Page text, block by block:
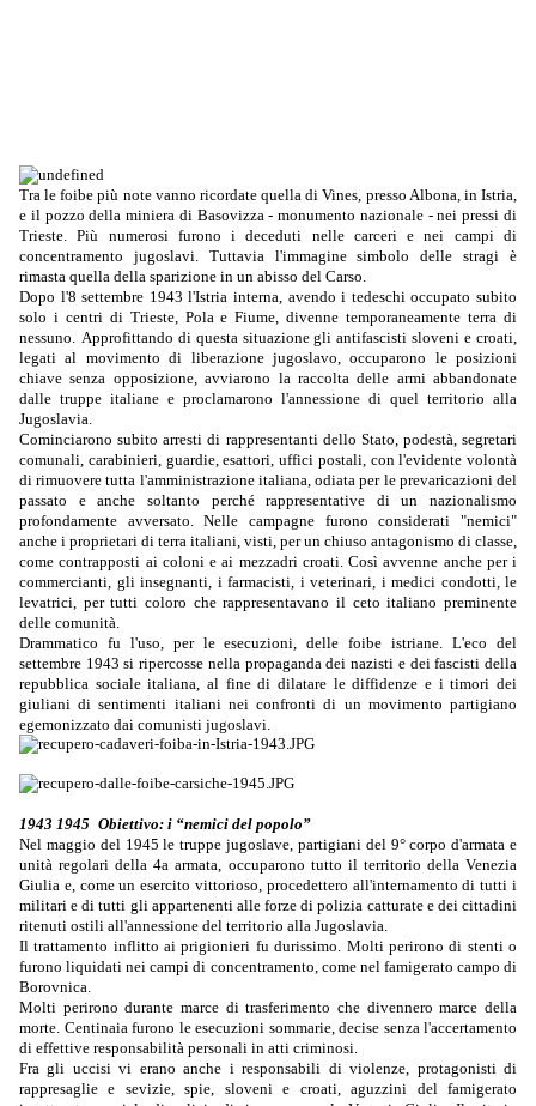
Tra le foibe più note vanno ricordate quella di Vines, presso Albona, in Istria,
e il pozzo della miniera di Basovizza - monumento nazionale - nei pressi di
Trieste. Più numerosi furono i deceduti nelle carceri e nei campi di
concentramento jugoslavi. Tuttavia l'immagine simbolo delle stragi è
rimasta quella della sparizione in un abisso del Carso.
Dopo l'8 settembre 1943 l'Istria interna, avendo i tedeschi occupato subito
solo i centri di Trieste, Pola e Fiume, divenne temporaneamente terra di
nessuno. Approfittando di questa situazione gli antifascisti sloveni e croati,
legati al movimento di liberazione jugoslavo, occuparono le posizioni
chiave senza opposizione, avviarono la raccolta delle armi abbandonate
dalle truppe italiane e proclamarono l'annessione di quel territorio alla
Jugoslavia.
Cominciarono subito arresti di rappresentanti dello Stato, podestà, segretari
comunali, carabinieri, guardie, esattori, uffici postali, con l'evidente volontà
di rimuovere tutta l'amministrazione italiana, odiata per le prevaricazioni del
passato e anche soltanto perché rappresentative di un nazionalismo
profondamente avversato. Nelle campagne furono considerati "nemici"
anche i proprietari di terra italiani, visti, per un chiuso antagonismo di classe,
come contrapposti ai coloni e ai mezzadri croati. Così avvenne anche per i
commercianti, gli insegnanti, i farmacisti, i veterinari, i medici condotti, le
levatrici, per tutti coloro che rappresentavano il ceto italiano preminente
delle comunità.
Drammatico fu l'uso, per le esecuzioni, delle foibe istriane. L'eco del
settembre 1943 si ripercosse nella propaganda dei nazisti e dei fascisti della
repubblica sociale italiana, al fine di dilatare le diffidenze e i timori dei
giuliani di sentimenti italiani nei confronti di un movimento partigiano
egemonizzato dai comunisti jugoslavi.
1943 1945 Obiettivo: i “nemici del popolo”
Nel maggio del 1945 le truppe jugoslave, partigiani del 9° corpo d'armata e
unità regolari della 4a armata, occuparono tutto il territorio della Venezia
Giulia e, come un esercito vittorioso, procedettero all'internamento di tutti i
militari e di tutti gli appartenenti alle forze di polizia catturate e dei cittadini
ritenuti ostili all'annessione del territorio alla Jugoslavia.
Il trattamento inflitto ai prigionieri fu durissimo. Molti perirono di stenti o
furono liquidati nei campi di concentramento, come nel famigerato campo di
Borovnica.
Molti perirono durante marce di trasferimento che divennero marce della
morte. Centinaia furono le esecuzioni sommarie, decise senza l'accertamento
di effettive responsabilità personali in atti criminosi.
Fra gli uccisi vi erano anche i responsabili di violenze, protagonisti di
rappresaglie e sevizie, spie, sloveni e croati, aguzzini del famigerato